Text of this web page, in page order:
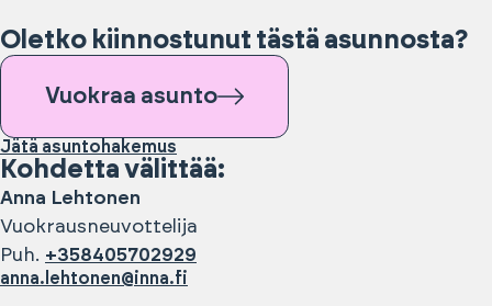
Oletko kiinnostunut tästä asunnosta?
Vuokraa asunto
Jätä asuntohakemus
Kohdetta välittää:
Anna Lehtonen
Vuokrausneuvottelija
Puh. +358405702929
anna.lehtonen@inna.fi